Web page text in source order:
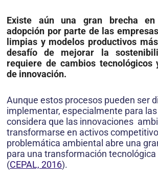
Existe aún una gran brecha
adopción por parte de las
limpias y modelos productivos
desafío de mejorar la
requiere de cambios tecnológicos
de innovación.
Aunque estos procesos pueden ser
implementar, especialmente para
considera que las innovaciones
transformarse en activos
problemática ambiental abre una
para una transformación
(CEPAL, 2016).